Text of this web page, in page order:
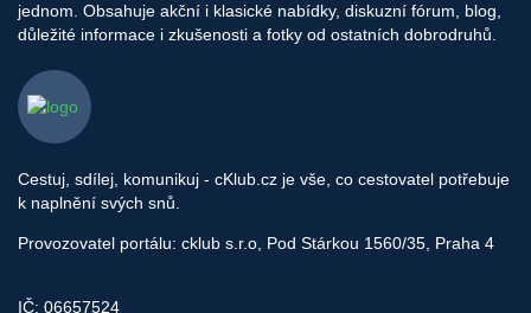
jednom. Obsahuje akční i klasické nabídky, diskuzní fórum, blog,
důležité informace i zkušenosti a fotky od ostatních dobrodruhů.
Cestuj, sdílej, komunikuj - cKlub.cz je vše, co cestovatel potřebuje
k naplnění svých snů.
Provozovatel portálu: cklub s.r.o, Pod Stárkou 1560/35, Praha 4
IČ: 06657524